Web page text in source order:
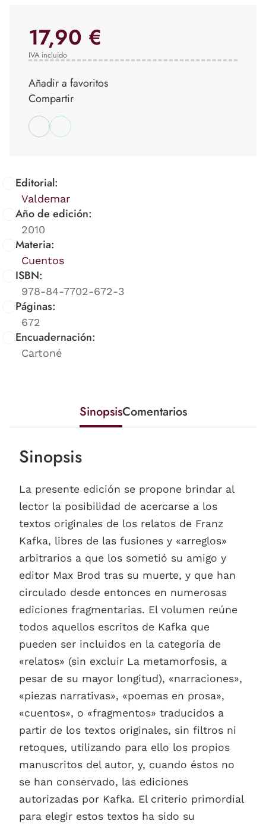
Editorial:
Valdemar
Año de edición:
2010
Materia:
Cuentos
ISBN:
978-84-7702-672-3
Páginas:
672
Encuadernación:
Cartoné
17,90 €
IVA incluido
Añadir a favoritos
Compartir
SinopsisComentarios
Sinopsis
La presente edición se propone brindar al
lector la posibilidad de acercarse a los
textos originales de los relatos de Franz
Kafka, libres de las fusiones y «arreglos»
arbitrarios a que los sometió su amigo y
editor Max Brod tras su muerte, y que han
circulado desde entonces en numerosas
ediciones fragmentarias. El volumen reúne
todos aquellos escritos de Kafka que
pueden ser incluidos en la categoría de
«relatos» (sin excluir La metamorfosis, a
pesar de su mayor longitud), «narraciones»,
«piezas narrativas», «poemas en prosa»,
«cuentos», o «fragmentos» traducidos a
partir de los textos originales, sin filtros ni
retoques, utilizando para ello los propios
manuscritos del autor, y, cuando éstos no
se han conservado, las ediciones
autorizadas por Kafka. El criterio primordial
para elegir estos textos ha sido su